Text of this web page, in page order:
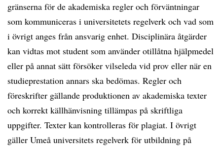
gränserna för de akademiska regler och förväntningar
som kommuniceras i universitetets regelverk och vad som
i övrigt anges från ansvarig enhet. Disciplinära åtgärder
kan vidtas mot student som använder otillåtna hjälpmedel
eller på annat sätt försöker vilseleda vid prov eller när en
studieprestation annars ska bedömas. Regler och
föreskrifter gällande produktionen av akademiska texter
och korrekt källhänvisning tillämpas på skriftliga
uppgifter. Texter kan kontrolleras för plagiat. I övrigt
gäller Umeå universitets regelverk för utbildning på